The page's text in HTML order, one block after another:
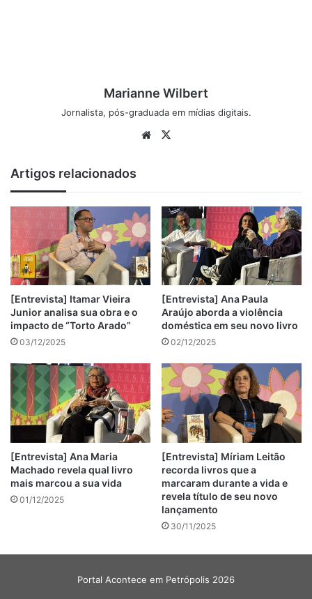
Marianne Wilbert
Jornalista, pós-graduada em mídias digitais.
We
Artigos relacionados
[Entrevista] Itamar Vieira
Junior analisa sua obra e o
impacto de “Torto Arado”
03/12/2025
[Entrevista] Ana Paula
Araújo aborda a violência
doméstica em seu novo livro
02/12/2025
[Entrevista] Ana Maria
Machado revela qual livro
mais marcou a sua vida
01/12/2025
[Entrevista] Míriam Leitão
recorda livros que a
marcaram durante a vida e
revela título de seu novo
lançamento
30/11/2025
Portal Acontece em Petrópolis 2026